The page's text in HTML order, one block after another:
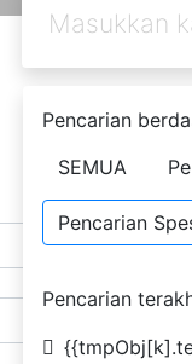
Pencarian
SEMUA
Pencarian
Pencarian
#